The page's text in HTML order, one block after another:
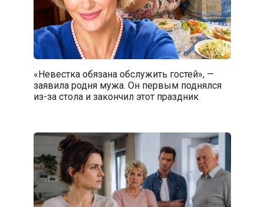
«Невестка обязана обслужить гостей», —
заявила родня мужа. Он первым поднялся
из-за стола и закончил этот праздник